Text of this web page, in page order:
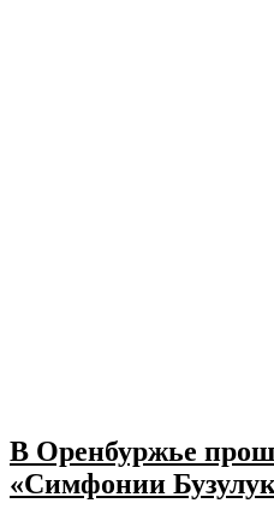
В Оренбуржье
«Симфонии